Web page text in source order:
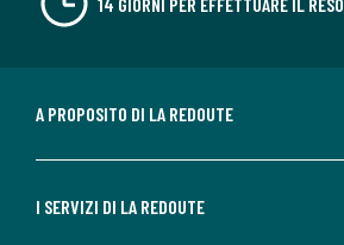
A PROPOSITO DI LA REDOUTE
I SERVIZI DI LA REDOUTE